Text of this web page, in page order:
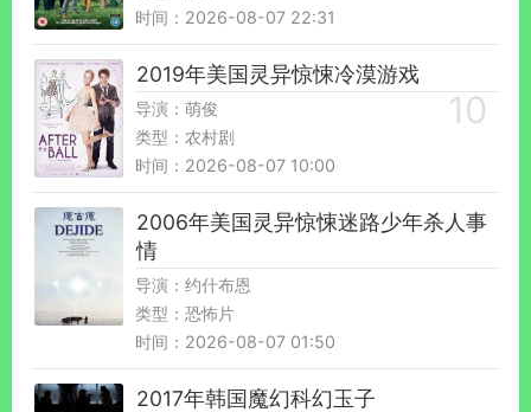
时间：2026-08-07 22:31
2019年美国灵异惊悚冷漠游戏
导演：萌俊
类型：农村剧
时间：2026-08-07 10:00
2006年美国灵异惊悚迷路少年杀人事
情
导演：约什布恩
类型：恐怖片
时间：2026-08-07 01:50
2017年韩国魔幻科幻玉子